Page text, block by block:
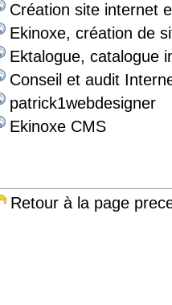
Création site internet
Ekinoxe, création de
Ektalogue, catalogue
Conseil et audit
patrick1webdesigner
Ekinoxe CMS
Retour à la page